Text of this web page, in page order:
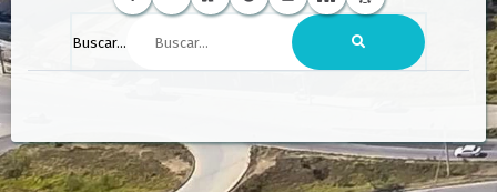
Buscar...